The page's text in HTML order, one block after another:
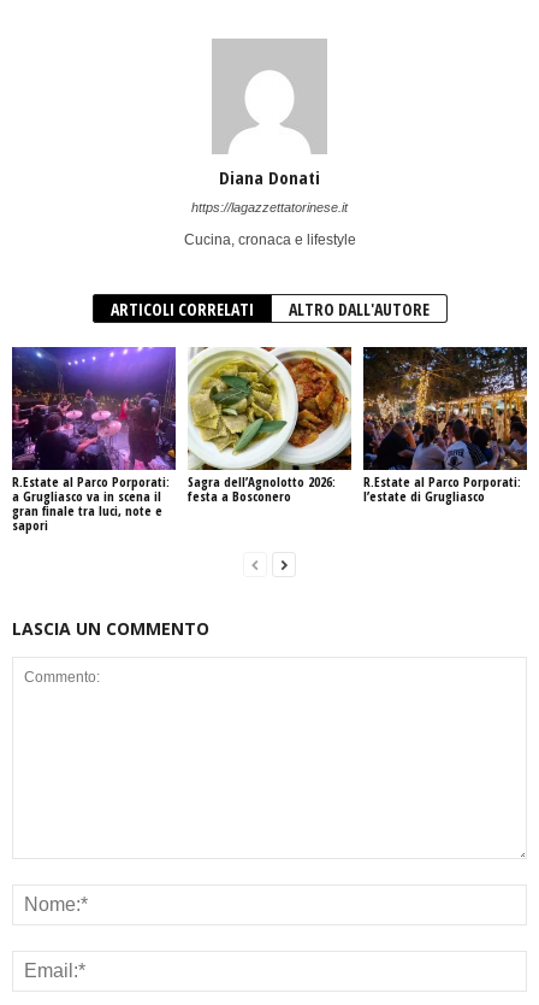
Diana Donati
https://lagazzettatorinese.it
Cucina, cronaca e lifestyle
ARTICOLI CORRELATI ALTRO DALL'AUTORE
R.Estate al Parco Porporati:
a Grugliasco va in scena il
gran finale tra luci, note e
sapori
Sagra dell’Agnolotto 2026:
festa a Bosconero
R.Estate al Parco Porporati:
l’estate di Grugliasco
LASCIA UN COMMENTO